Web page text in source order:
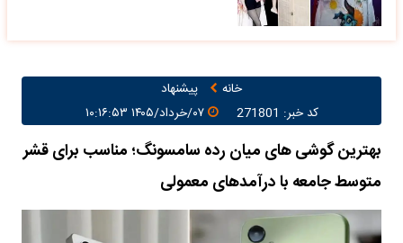
خانه
پیشنهاد
کد خبر: 271801
۰۷/خرداد/۱۴۰۵ ۱۰:۱۶:۵۳
بهترین گوشی های میان رده سامسونگ؛ مناسب برای قشر
متوسط جامعه با درآمدهای معمولی